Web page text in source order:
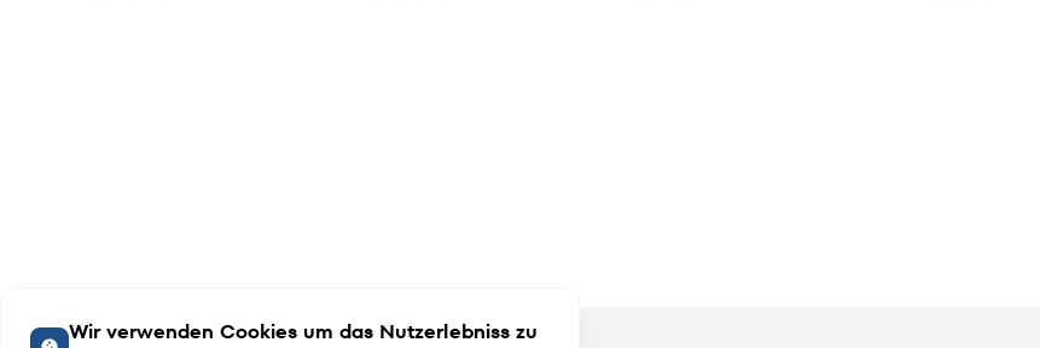
Wir verwenden Cookies um das Nutzerlebniss zu